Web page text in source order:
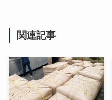
関連記事